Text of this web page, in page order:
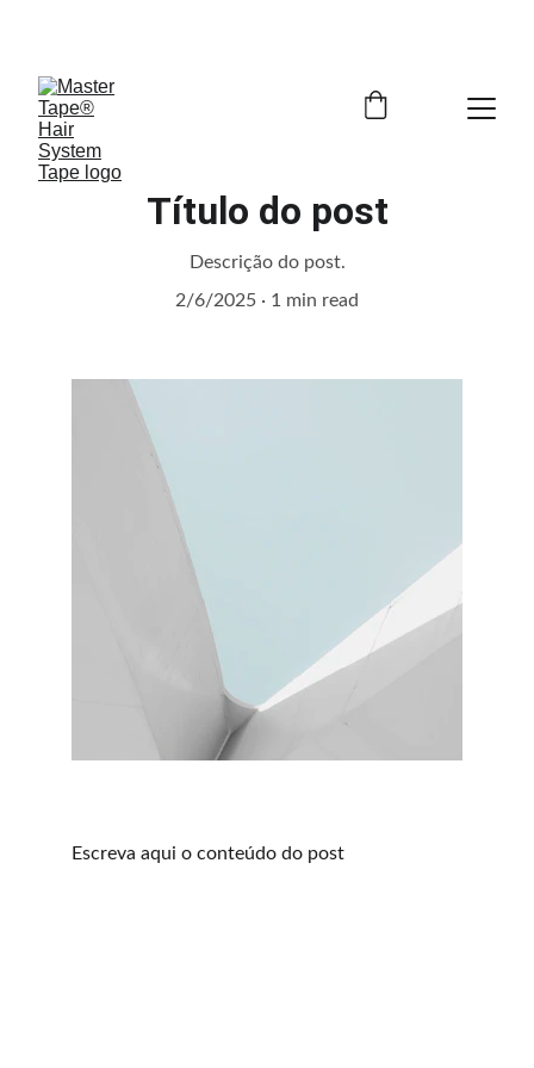
Título do post
Descrição do post.
2/6/2025
1 min read
Escreva aqui o conteúdo do post